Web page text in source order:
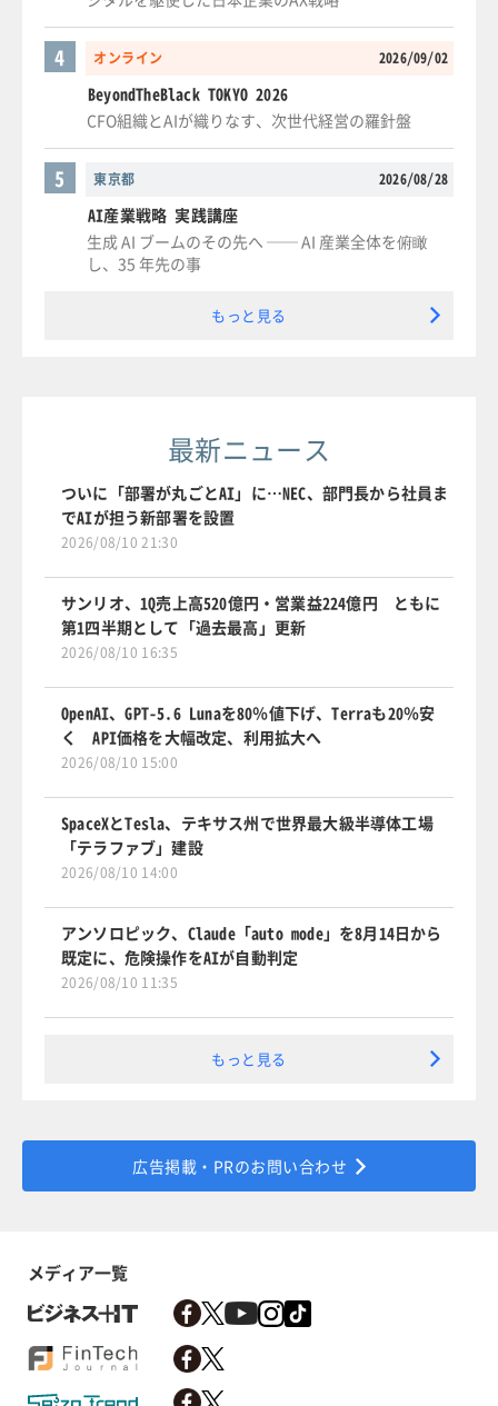
オンライン 2026/09/02
4
BeyondTheBlack TOKYO 2026
CFO組織とAIが織りなす、次世代経営の羅針盤
東京都 2026/08/28
5
AI産業戦略 実践講座
生成 AI ブームのその先へ ── AI 産業全体を俯瞰
し、35 年先の事
もっと見る
最新ニュース
ついに「部署が丸ごとAI」に…NEC、部門長から社員ま
でAIが担う新部署を設置
2026/08/10 21:30
サンリオ、1Q売上高520億円・営業益224億円 ともに
第1四半期として「過去最高」更新
2026/08/10 16:35
OpenAI、GPT-5.6 Lunaを80％値下げ、Terraも20％安
く API価格を大幅改定、利用拡大へ
2026/08/10 15:00
SpaceXとTesla、テキサス州で世界最大級半導体工場
「テラファブ」建設
2026/08/10 14:00
アンソロピック、Claude「auto mode」を8月14日から
既定に、危険操作をAIが自動判定
2026/08/10 11:35
もっと見る
広告掲載・PRのお問い合わせ
メディア一覧